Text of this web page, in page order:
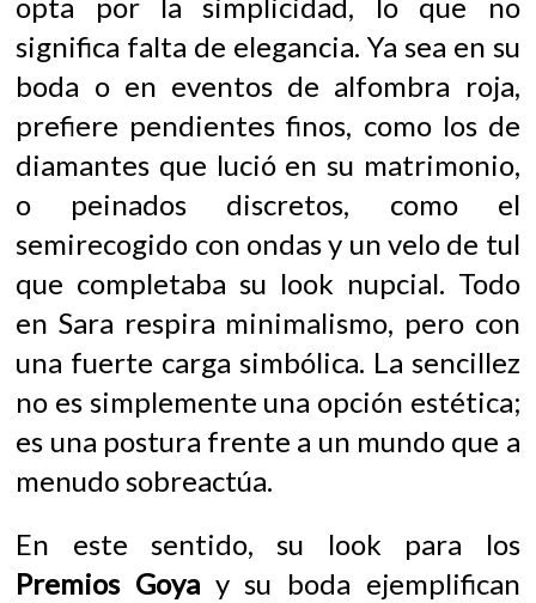
significa falta de elegancia. Ya sea en su
boda o en eventos de alfombra roja,
prefiere pendientes finos, como los de
diamantes que lució en su matrimonio,
o peinados discretos, como el
semirecogido con ondas y un velo de tul
que completaba su look nupcial. Todo
en Sara respira minimalismo, pero con
una fuerte carga simbólica. La sencillez
no es simplemente una opción estética;
es una postura frente a un mundo que a
menudo sobreactúa.
En este sentido, su look para los
Premios Goya y su boda ejemplifican